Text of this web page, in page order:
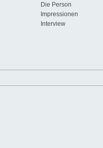
Die Person
Impressionen
Interview